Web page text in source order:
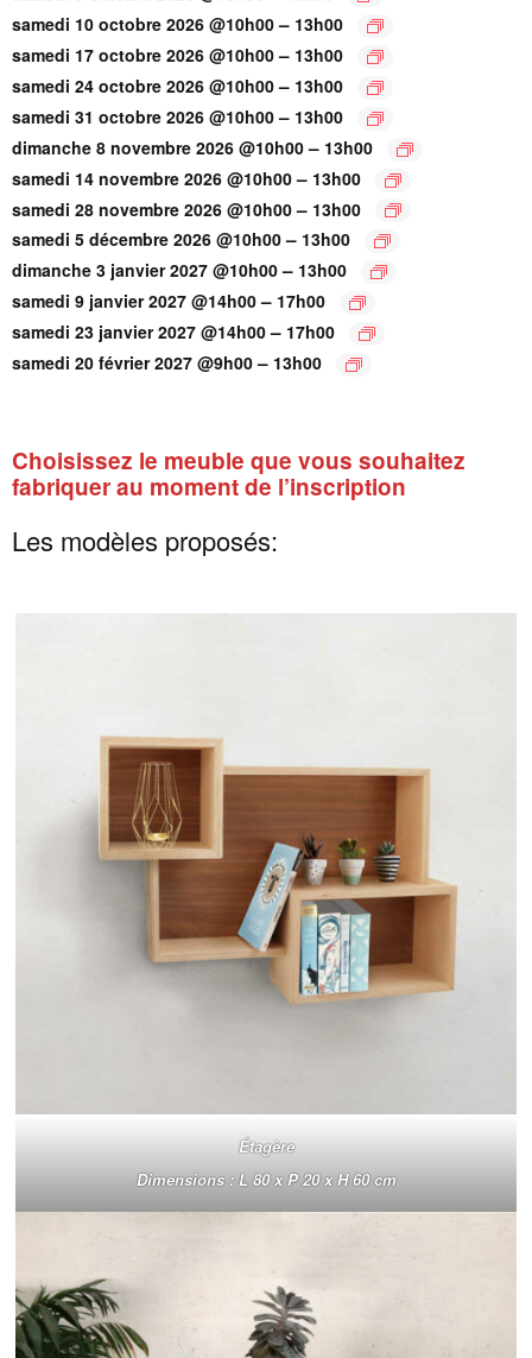
samedi 10 octobre 2026 @10h00– 13h00
samedi 17 octobre 2026 @10h00– 13h00
samedi 24 octobre 2026 @10h00– 13h00
samedi 31 octobre 2026 @10h00– 13h00
dimanche 8 novembre 2026 @10h00– 13h00
samedi 14 novembre 2026 @10h00– 13h00
samedi 28 novembre 2026 @10h00– 13h00
samedi 5 décembre 2026 @10h00– 13h00
dimanche 3 janvier 2027 @10h00– 13h00
samedi 9 janvier 2027 @14h00– 17h00
samedi 23 janvier 2027 @14h00– 17h00
samedi 20 février 2027 @9h00– 13h00
Choisissez le meuble que vous souhaitez
fabriquer au moment de l’inscription
Les modèles proposés:
Étagère
Dimensions : L 80 x P 20 x H 60 cm